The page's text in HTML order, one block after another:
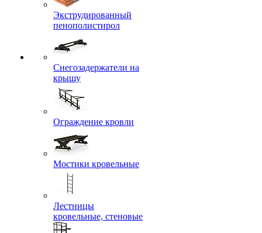
Экструдированный
пенополистирол
Снегозадержатели на
крышу
Ограждение кровли
Мостики кровельные
Лестницы
кровельные, стеновые